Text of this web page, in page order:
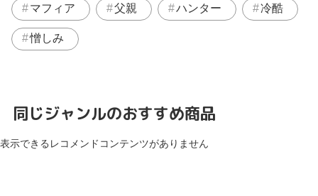
マフィア 父親 ハンター 冷酷
憎しみ
同じジャンルのおすすめ商品
表示できるレコメンドコンテンツがありません